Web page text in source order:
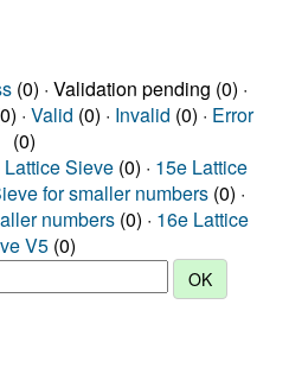
(0) · Validation pending (0) ·
· Valid (0) · Invalid (0) · Error
(0)
Lattice Sieve (0) · 15e Lattice
for smaller numbers (0) ·
numbers (0) · 16e Lattice
V5 (0)